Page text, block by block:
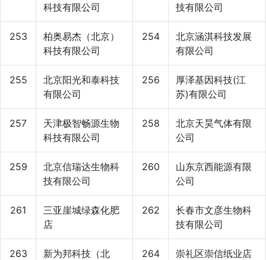
科技有限公司
技有限公司
253
柏奥易杰（北京）
科技有限公司
254
北京涵淇科技发展
有限公司
255
北京阳光和泰科技
有限公司
256
厚泽基因科技(江
苏)有限公司
257
天津极智畅源生物
科技有限公司
258
北京天昊气体有限
公司
259
北京信瑞达生物科
技有限公司
260
山东京西能源有限
公司
261
三亚崖城绿森化肥
店
262
长春市文彦生物科
技有限公司
263 新为邦科技（北 264 崇礼区崇信纸业店